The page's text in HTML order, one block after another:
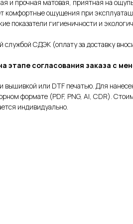
и прочная матовая, приятная на
комфортные ощущения при
показатели гигиеничности и
службой СДЭК (оплату за доставку
этапе согласования заказа с
вышивкой или DTF печатью. Для
формате (PDF, PNG, AI, CDR).
индивидуально.